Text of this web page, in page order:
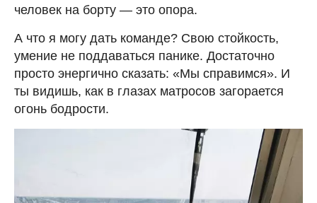
человек на борту — это опора.
А что я могу дать команде? Свою стойкость,
умение не поддаваться панике. Достаточно
просто энергично сказать: «Мы справимся». И
ты видишь, как в глазах матросов загорается
огонь бодрости.